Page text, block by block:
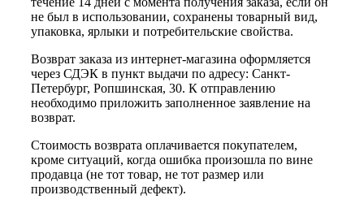
не был в использовании, сохранены товарный вид,
упаковка, ярлыки и потребительские свойства.
Возврат заказа из интернет-магазина оформляется
через СДЭК в пункт выдачи по адресу: Санкт-
Петербург, Ропшинская, 30. К отправлению
необходимо приложить заполненное заявление на
возврат.
Стоимость возврата оплачивается покупателем,
кроме ситуаций, когда ошибка произошла по вине
продавца (не тот товар, не тот размер или
производственный дефект).